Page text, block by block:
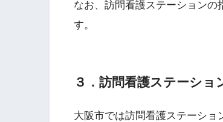
なお、訪問看護ステーション
す。
３．訪問看護ステーシ
大阪市では訪問看護ステーショ